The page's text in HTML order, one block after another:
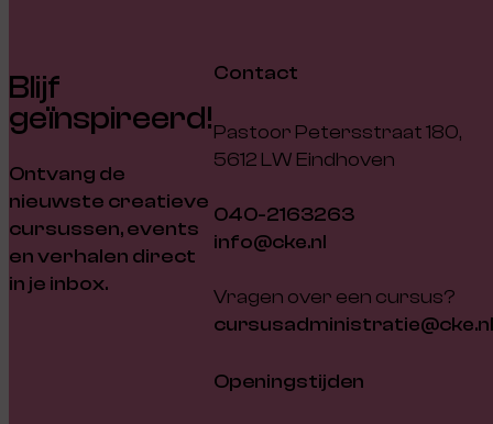
Blijf
geïnspireerd!
Ontvang de
nieuwste creatieve
cursussen, events
en verhalen direct
in je inbox.
Contact
Pastoor Petersstraat 180,
5612 LW Eindhoven
040-2163263
info@cke.nl
Vragen over een cursus?
cursusadministratie@cke.nl
Openingstijden